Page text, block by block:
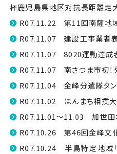
杯鹿児島県地区対抗長距離走
R07.11.22 第11回南薩地
R07.11.07 建設工事業者
R07.11.07 8020運動達成
R07.11.07 南さつま市初！
R07.11.04 金峰分遣隊タ
R07.11.02 ほんまち相撲
R07.11.01～11.03 加世田
R07.10.26 第46回金峰文
R07.10.24 半島特定地域